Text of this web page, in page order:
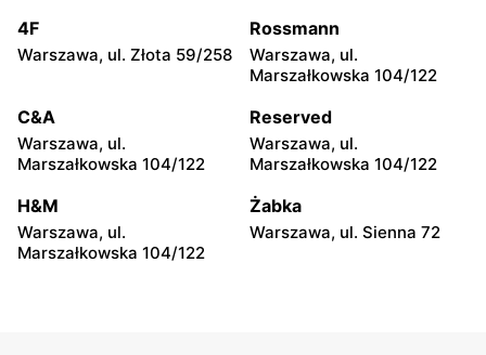
Moje Auchan Moje Auchan
Kraków al. 29 Listopada 39
Moje Auchan
Kraków, ul. Josepha
Conrada 81
Moje Auchan
Staniątki, ul. Staniątki 900
Moje Auchan
Kraków, ul. Lipska 2
Moje Auchan
Kraków, ul. Kapelanka 2
4F
Warszawa, ul. Złota 59/258
Rossmann
Warszawa, ul.
Marszałkowska 104/122
C&A
Warszawa, ul.
Marszałkowska 104/122
Reserved
Warszawa, ul.
Marszałkowska 104/122
H&M
Warszawa, ul.
Marszałkowska 104/122
Żabka
Warszawa, ul. Sienna 72